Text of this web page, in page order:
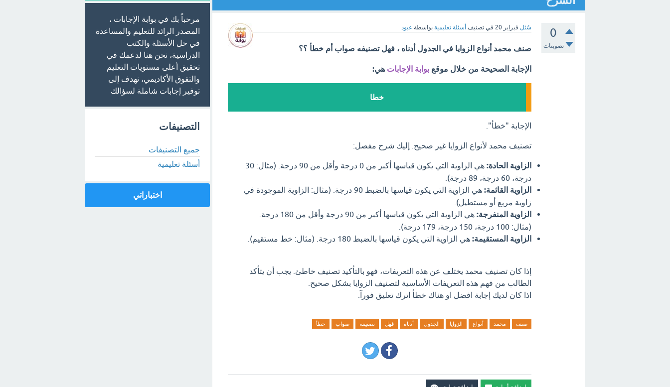
0
تصويتات
سُئل فبراير 20 في تصنيف أسئلة تعليمية بواسطة عبود
صنف محمد أنواع الزوايا في الجدول أدناه ، فهل تصنيفه صواب أم خطأ ؟؟
الإجابة الصحيحة من خلال موقع بوابة الإجابات هي:
خطا
الإجابة "خطأ".
تصنيف محمد لأنواع الزوايا غير صحيح. إليك شرح مفصل:
الزاوية الحادة:
هي الزاوية التي يكون قياسها أكبر من 0 درجة وأقل من 90 درجة. (مثال: 30
درجة، 60 درجة، 89 درجة).
الزاوية القائمة:
هي الزاوية التي يكون قياسها بالضبط 90 درجة. (مثال: الزاوية الموجودة في
زاوية مربع أو مستطيل).
الزاوية المنفرجة:
هي الزاوية التي يكون قياسها أكبر من 90 درجة وأقل من 180 درجة.
(مثال: 100 درجة، 150 درجة، 179 درجة).
الزاوية المستقيمة: هي الزاوية التي يكون قياسها بالضبط 180 درجة. (مثال: خط مستقيم).
إذا كان تصنيف محمد يختلف عن هذه التعريفات، فهو بالتأكيد تصنيف خاطئ. يجب أن يتأكد
الطالب من فهم هذه التعريفات الأساسية لتصنيف الزوايا بشكل صحيح.
اذا كان لديك إجابة افضل او هناك خطأ اترك تعليق فورآ.
صنف محمد أنواع الزوايا الجدول أدناه فهل تصنيفه صواب خطأ
مرحباً بك في بوابة الإجابات ،
المصدر الرائد للتعليم والمساعدة
في حل الأسئلة والكتب
الدراسية، نحن هنا لدعمك في
تحقيق أعلى مستويات التعليم
والتفوق الأكاديمي، نهدف إلى
توفير إجابات شاملة لسؤالك
التصنيفات
جميع التصنيفات
أسئلة تعليمية
اختباراتي